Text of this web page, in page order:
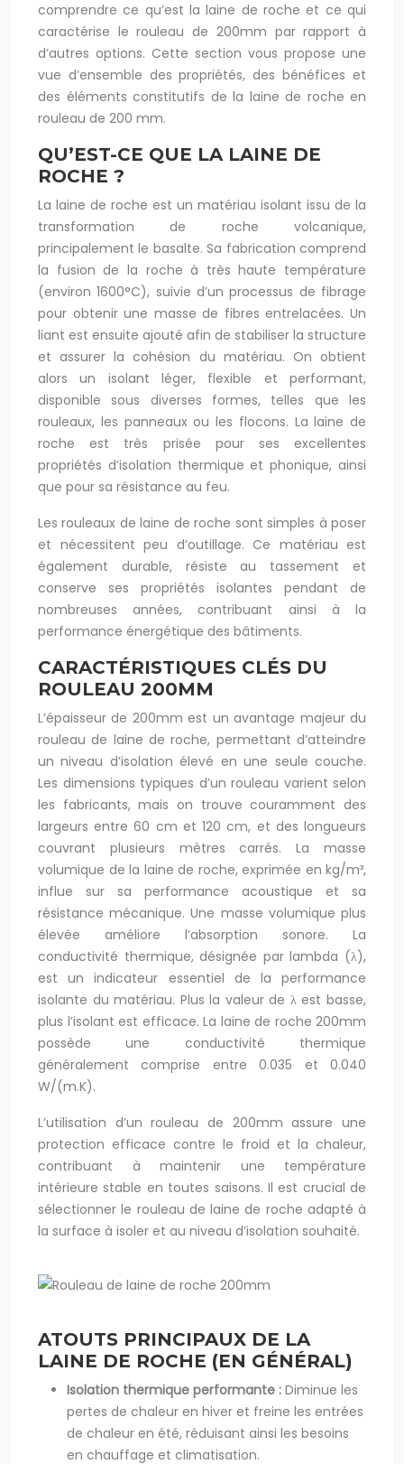
comprendre ce qu’est la laine de roche et ce qui
caractérise le rouleau de 200mm par rapport à
d’autres options. Cette section vous propose une
vue d’ensemble des propriétés, des bénéfices et
des éléments constitutifs de la laine de roche en
rouleau de 200 mm.
QU’EST-CE QUE LA LAINE DE
ROCHE ?
La laine de roche est un matériau isolant issu de la
transformation de roche volcanique,
principalement le basalte. Sa fabrication comprend
la fusion de la roche à très haute température
(environ 1600°C), suivie d’un processus de fibrage
pour obtenir une masse de fibres entrelacées. Un
liant est ensuite ajouté afin de stabiliser la structure
et assurer la cohésion du matériau. On obtient
alors un isolant léger, flexible et performant,
disponible sous diverses formes, telles que les
rouleaux, les panneaux ou les flocons. La laine de
roche est très prisée pour ses excellentes
propriétés d’isolation thermique et phonique, ainsi
que pour sa résistance au feu.
Les rouleaux de laine de roche sont simples à poser
et nécessitent peu d’outillage. Ce matériau est
également durable, résiste au tassement et
conserve ses propriétés isolantes pendant de
nombreuses années, contribuant ainsi à la
performance énergétique des bâtiments.
CARACTÉRISTIQUES CLÉS DU
ROULEAU 200MM
L’épaisseur de 200mm est un avantage majeur du
rouleau de laine de roche, permettant d’atteindre
un niveau d’isolation élevé en une seule couche.
Les dimensions typiques d’un rouleau varient selon
les fabricants, mais on trouve couramment des
largeurs entre 60 cm et 120 cm, et des longueurs
couvrant plusieurs mètres carrés. La masse
volumique de la laine de roche, exprimée en kg/m³,
influe sur sa performance acoustique et sa
résistance mécanique. Une masse volumique plus
élevée améliore l’absorption sonore. La
conductivité thermique, désignée par lambda (λ),
est un indicateur essentiel de la performance
isolante du matériau. Plus la valeur de λ est basse,
plus l’isolant est efficace. La laine de roche 200mm
possède une conductivité thermique
généralement comprise entre 0.035 et 0.040
W/(m.K).
L’utilisation d’un rouleau de 200mm assure une
protection efficace contre le froid et la chaleur,
contribuant à maintenir une température
intérieure stable en toutes saisons. Il est crucial de
sélectionner le rouleau de laine de roche adapté à
la surface à isoler et au niveau d’isolation souhaité.
ATOUTS PRINCIPAUX DE LA
LAINE DE ROCHE (EN GÉNÉRAL)
Isolation thermique performante : Diminue les
pertes de chaleur en hiver et freine les entrées
de chaleur en été, réduisant ainsi les besoins
en chauffage et climatisation.